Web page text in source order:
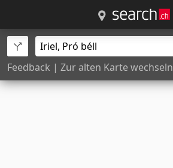
Feedback | Zur alten Karte wechseln